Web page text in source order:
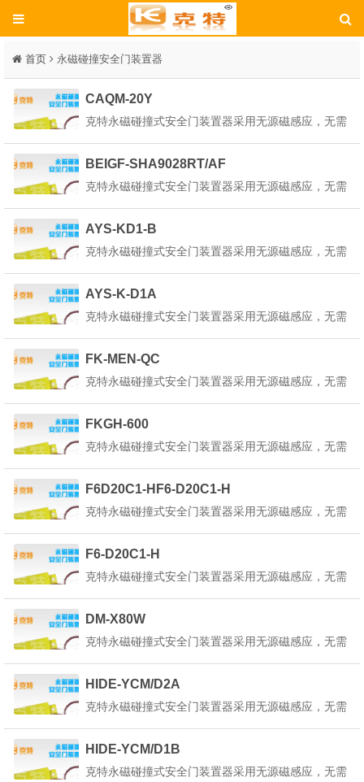
首页 永磁碰撞安全门装置器
CAQM-20Y
克特永磁碰撞式安全门装置器采用无源磁感应，无需
在正确的回路电路中使用。产品详细说明：克特永磁
碰撞式安全门装置器也叫做永磁安全门装置器是一种
起重机永...
BEIGF-SHA9028RT/AF
克特永磁碰撞式安全门装置器采用无源磁感应，无需
在正确的回路电路中使用。产品详细说明：克特永磁
碰撞式安全门装置器也叫做永磁安全门装置器是一种
起重机永...
AYS-KD1-B
克特永磁碰撞式安全门装置器采用无源磁感应，无需
在正确的回路电路中使用。产品详细说明：克特永磁
碰撞式安全门装置器也叫做永磁安全门装置器是一种
起重机永...
AYS-K-D1A
克特永磁碰撞式安全门装置器采用无源磁感应，无需
在正确的回路电路中使用。产品详细说明：克特永磁
碰撞式安全门装置器也叫做永磁安全门装置器是一种
起重机永...
FK-MEN-QC
克特永磁碰撞式安全门装置器采用无源磁感应，无需
在正确的回路电路中使用。产品详细说明：克特永磁
碰撞式安全门装置器也叫做永磁安全门装置器是一种
起重机永...
FKGH-600
克特永磁碰撞式安全门装置器采用无源磁感应，无需
在正确的回路电路中使用。产品详细说明：克特永磁
碰撞式安全门装置器也叫做永磁安全门装置器是一种
起重机永...
F6D20C1-HF6-D20C1-H
克特永磁碰撞式安全门装置器采用无源磁感应，无需
在正确的回路电路中使用。产品详细说明：克特永磁
碰撞式安全门装置器也叫做永磁安全门装置器是一种
起重机永...
F6-D20C1-H
克特永磁碰撞式安全门装置器采用无源磁感应，无需
在正确的回路电路中使用。产品详细说明：克特永磁
碰撞式安全门装置器也叫做永磁安全门装置器是一种
起重机永...
DM-X80W
克特永磁碰撞式安全门装置器采用无源磁感应，无需
在正确的回路电路中使用。产品详细说明：克特永磁
碰撞式安全门装置器也叫做永磁安全门装置器是一种
起重机永...
HIDE-YCM/D2A
克特永磁碰撞式安全门装置器采用无源磁感应，无需
在正确的回路电路中使用。产品详细说明：克特永磁
碰撞式安全门装置器也叫做永磁安全门装置器是一种
HIDE-YCM/D1B
克特永磁碰撞式安全门装置器采用无源磁感应，无需